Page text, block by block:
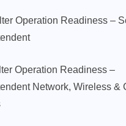
Operation Readiness –
Operation Readiness –
Network, Wireless &